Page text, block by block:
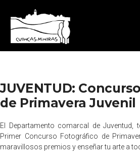
JUVENTUD:
de Primavera Juvenil
El Departamento comarcal de Juventud,
Primer Concurso Fotográfico de
maravillosos premios y enseñar tu arte a